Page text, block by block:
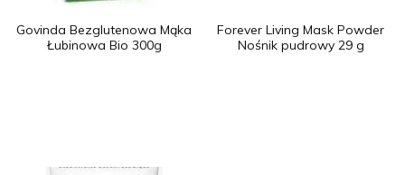
Govinda Bezglutenowa Mąka
Łubinowa Bio 300g
Forever Living Mask Powder
Nośnik pudrowy 29 g